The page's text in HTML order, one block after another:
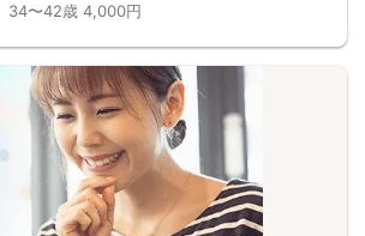
34〜42歳 4,000円